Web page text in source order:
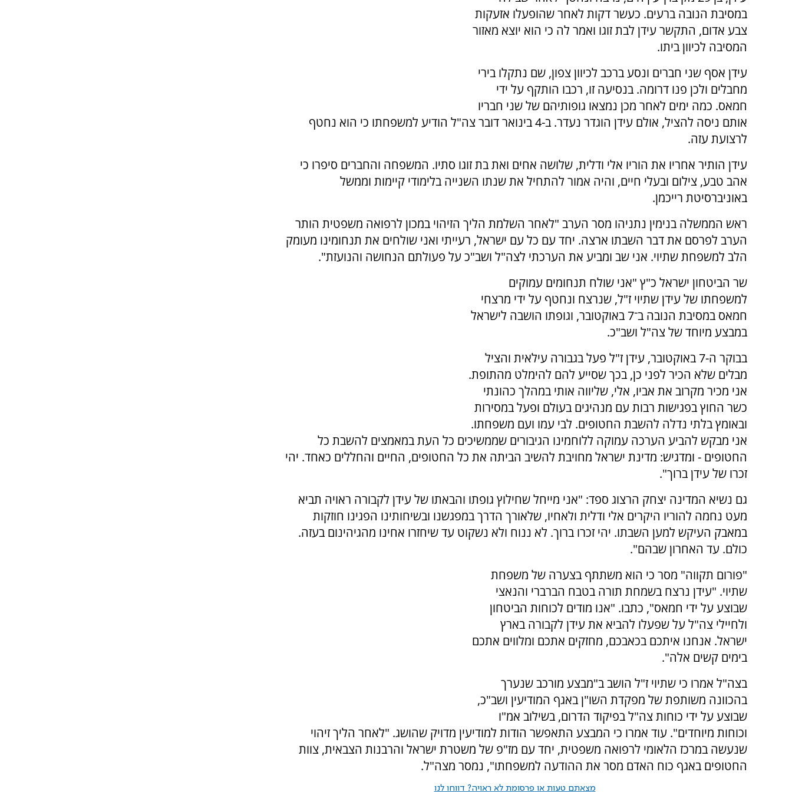
במסיבת הנובה ברעים. כעשר דקות לאחר שהופעלו אזעקות
צבע אדום, התקשר עידן לבת זוגו ואמר לה כי הוא יוצא מאזור
המסיבה לכיוון ביתו.
עידן אסף שני חברים ונסע ברכב לכיוון צפון, שם נתקלו בירי
מחבלים ולכן פנו דרומה. בנסיעה זו, רכבו הותקף על ידי
חמאס. כמה ימים לאחר מכן נמצאו גופותיהם של שני חבריו
אותם ניסה להציל, אולם עידן הוגדר נעדר. ב-4 בינואר דובר צה"ל הודיע למשפחתו כי הוא נחטף
לרצועת עזה.
עידן הותיר אחריו את הוריו אלי ודלית, שלושה אחים ואת בת זוגו סתיו. המשפחה והחברים סיפרו כי
אהב טבע, צילום ובעלי חיים, והיה אמור להתחיל את שנתו השנייה בלימודי קיימות וממשל
באוניברסיטת רייכמן.
ראש הממשלה בנימין נתניהו מסר הערב "לאחר השלמת הליך הזיהוי במכון לרפואה משפטית הותר
הערב לפרסם את דבר השבתו ארצה. יחד עם כל עם ישראל, רעייתי ואני שולחים את תנחומינו מעומק
הלב למשפחת שתיוי. אני שב ומביע את הערכתי לצה"ל ושב"כ על פעולתם הנחושה והנועזת".
שר הביטחון ישראל כ"ץ "אני שולח תנחומים עמוקים
למשפחתו של עידן שתיוי ז"ל, שנרצח ונחטף על ידי מרצחי
חמאס במסיבת הנובה ב־7 באוקטובר, וגופתו הושבה לישראל
במבצע מיוחד של צה"ל ושב"כ.
בבוקר ה-7 באוקטובר, עידן ז"ל פעל בגבורה עילאית והציל
מבלים שלא הכיר לפני כן, בכך שסייע להם להימלט מהתופת.
אני מכיר מקרוב את אביו, אלי, שליווה אותי במהלך כהונתי
כשר החוץ בפגישות רבות עם מנהיגים בעולם ופעל במסירות
ובאומץ בלתי נדלה להשבת החטופים. לבי עמו ועם משפחתו.
אני מבקש להביע הערכה עמוקה ללוחמינו הגיבורים שממשיכים כל העת במאמצים להשבת כל
החטופים - ומדגיש: מדינת ישראל מחויבת להשיב הביתה את כל החטופים, החיים והחללים כאחד. יהי
זכרו של עידן ברוך".
גם נשיא המדינה יצחק הרצוג ספד: "אני מייחל שחילוץ גופתו והבאתו של עידן לקבורה ראויה תביא
מעט נחמה להוריו היקרים אלי ודלית ולאחיו, שלאורך הדרך במפגשנו ובשיחותינו הפגינו חוזקות
במאבק העיקש למען השבתו. יהי זכרו ברוך. לא ננוח ולא נשקוט עד שיחזרו אחינו מהגיהינום בעזה.
כולם. עד האחרון שבהם".
"פורום תקווה" מסר כי הוא משתתף בצערה של משפחת
שתיוי. "עידן נרצח בשמחת תורה בטבח הברברי והנאצי
שבוצע על ידי חמאס", כתבו. "אנו מודים לכוחות הביטחון
ולחיילי צה"ל על שפעלו להביא את עידן לקבורה בארץ
ישראל. אנחנו איתכם בכאבכם, מחזקים אתכם ומלווים אתכם
בימים קשים אלה".
בצה"ל אמרו כי שתיוי ז"ל הושב ב"מבצע מורכב שנערך
בהכוונה משותפת של מפקדת השו"ן באגף המודיעין ושב"כ,
שבוצע על ידי כוחות צה"ל בפיקוד הדרום, בשילוב אמ"ו
וכוחות מיוחדים". עוד אמרו כי המבצע התאפשר הודות למודיעין מדויק שהושג. "לאחר הליך זיהוי
שנעשה במרכז הלאומי לרפואה משפטית, יחד עם מז"פ של משטרת ישראל והרבנות הצבאית, צוות
החטופים באגף כוח האדם מסר את ההודעה למשפחתו", נמסר מצה"ל.
מצאתם טעות או פרסומת לא ראויה? דווחו לנו